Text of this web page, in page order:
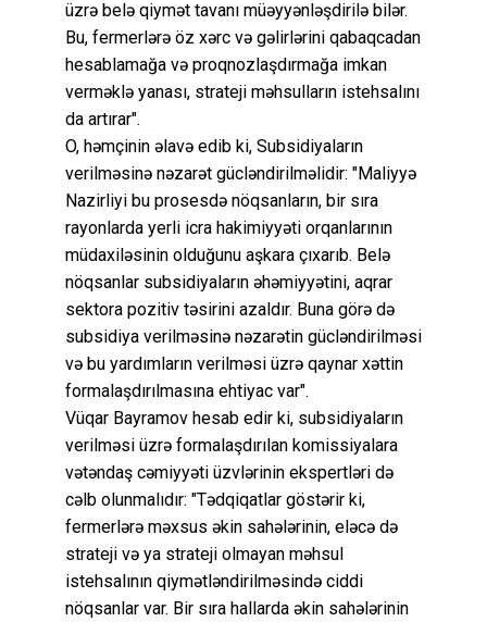
üzrə belə qiymət tavanı müəyyənləşdirilə bilər.
Bu, fermerlərə öz xərc və gəlirlərini qabaqcadan
hesablamağa və proqnozlaşdırmağa imkan
verməklə yanası, strateji məhsulların istehsalını
da artırar".
O, həmçinin əlavə edib ki, Subsidiyaların
verilməsinə nəzarət gücləndirilməlidir: "Maliyyə
Nazirliyi bu prosesdə nöqsanların, bir sıra
rayonlarda yerli icra hakimiyyəti orqanlarının
müdaxiləsinin olduğunu aşkara çıxarıb. Belə
nöqsanlar subsidiyaların əhəmiyyətini, aqrar
sektora pozitiv təsirini azaldır. Buna görə də
subsidiya verilməsinə nəzarətin gücləndirilməsi
və bu yardımların verilməsi üzrə qaynar xəttin
formalaşdırılmasına ehtiyac var".
Vüqar Bayramov hesab edir ki, subsidiyaların
verilməsi üzrə formalaşdırılan komissiyalara
vətəndaş cəmiyyəti üzvlərinin ekspertləri də
cəlb olunmalıdır: "Tədqiqatlar göstərir ki,
fermerlərə məxsus əkin sahələrinin, eləcə də
strateji və ya strateji olmayan məhsul
istehsalının qiymətləndirilməsində ciddi
nöqsanlar var. Bir sıra hallarda əkin sahələrinin